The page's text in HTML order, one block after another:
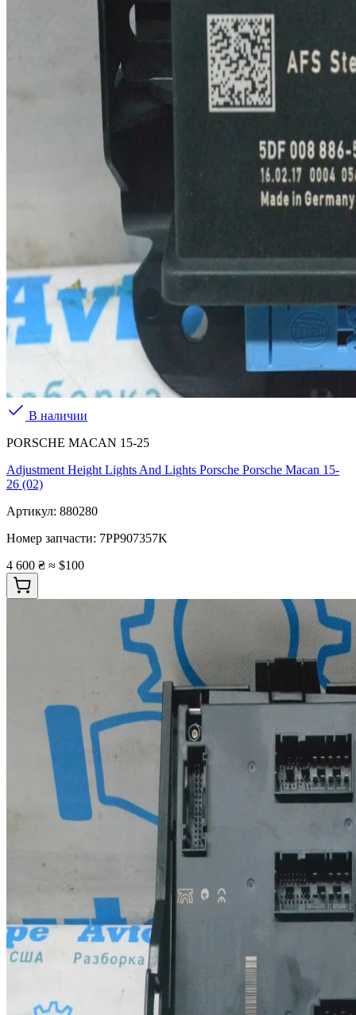
В наличии
PORSCHE MACAN 15-25
Adjustment Height Lights And Lights Porsche Porsche Macan 15-
26 (02)
Артикул: 880280
Номер запчасти: 7PP907357K
4 600 ₴ ≈ $100